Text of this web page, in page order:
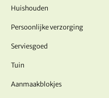
Huishouden
Persoonlijke verzorging
Serviesgoed
Tuin
Aanmaakblokjes